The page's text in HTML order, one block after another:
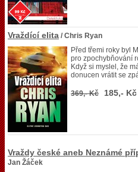
Vraždící elita / Chris Ryan
Před třemi roky byl
pro zpochybňování
Když si myslel, že
donucen vrátit se
369,- Kč 185,- Kč
Vraždy české aneb Neznámé
Jan Žáček